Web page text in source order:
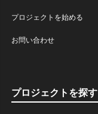
プロジェクトを始める
お問い合わせ
プロジェクトを探す